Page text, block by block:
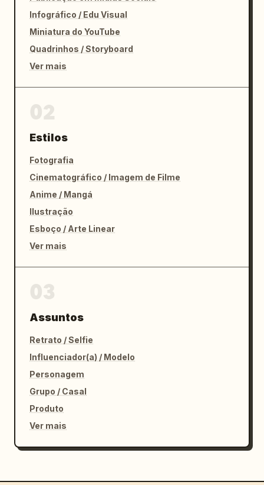
Infográfico / Edu Visual
Miniatura do YouTube
Quadrinhos / Storyboard
Ver mais
Estilos
Fotografia
Cinematográfico / Imagem de Filme
Anime / Mangá
Ilustração
Esboço / Arte Linear
Ver mais
Assuntos
Retrato / Selfie
Influenciador(a) / Modelo
Personagem
Grupo / Casal
Produto
Ver mais